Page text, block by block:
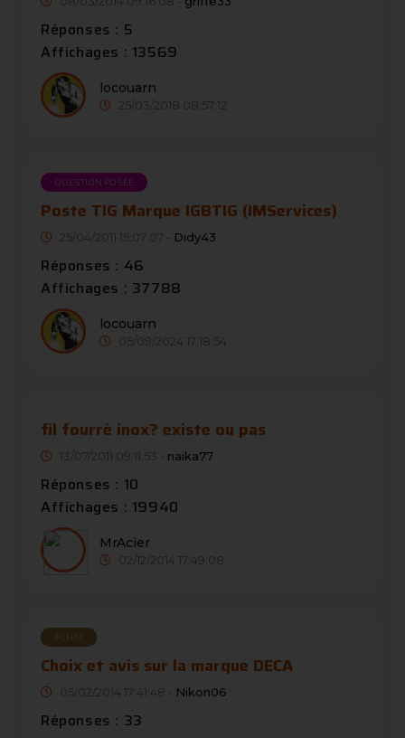
Réponses : 5
Affichages : 13569
locouarn
25/03/2018 08:57:12
QUESTION POSÉE
Poste TIG Marque IGBTIG (IMServices)
25/04/2011 15:07:07 - Didy43
Réponses : 46
Affichages : 37788
locouarn
05/09/2024 17:18:54
fil fourré inox? existe ou pas
13/07/2011 09:11:53 - naika77
Réponses : 10
Affichages : 19940
MrAcier
02/12/2014 17:49:08
ACHAT
Choix et avis sur la marque DECA
05/02/2014 17:41:48 - Nikon06
Réponses : 33